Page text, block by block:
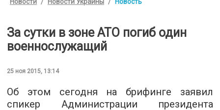
За сутки в зоне АТО погиб один
военнослужащий
25 ноя 2015, 13:14
Об этом сегодня на брифинге заявил
спикер Администрации президента